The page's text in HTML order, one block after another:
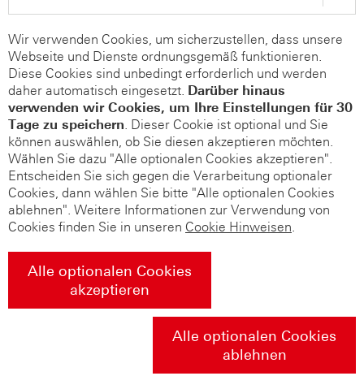
Wir verwenden Cookies, um sicherzustellen, dass unsere
Webseite und Dienste ordnungsgemäß funktionieren.
Diese Cookies sind unbedingt erforderlich und werden
daher automatisch eingesetzt. Darüber hinaus
verwenden wir Cookies, um Ihre Einstellungen für 30
Tage zu speichern. Dieser Cookie ist optional und Sie
können auswählen, ob Sie diesen akzeptieren möchten.
Wählen Sie dazu "Alle optionalen Cookies akzeptieren".
Entscheiden Sie sich gegen die Verarbeitung optionaler
Cookies, dann wählen Sie bitte "Alle optionalen Cookies
ablehnen". Weitere Informationen zur Verwendung von
Cookies finden Sie in unseren Cookie Hinweisen.
Alle optionalen Cookies
akzeptieren
Alle optionalen Cookies
ablehnen